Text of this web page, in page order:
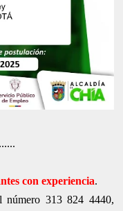
con experiencia.
número 313 824 4440,